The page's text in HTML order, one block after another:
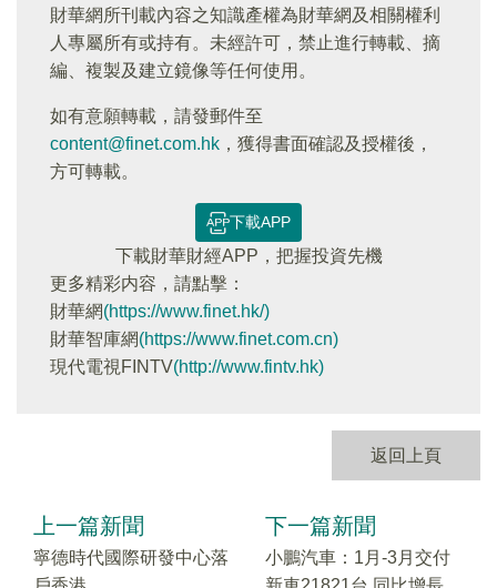
財華網所刊載內容之知識產權為財華網及相關權利
人專屬所有或持有。未經許可，禁止進行轉載、摘
編、複製及建立鏡像等任何使用。
如有意願轉載，請發郵件至
content@finet.com.hk ，獲得書面確認及授權後，
方可轉載。
下載APP
下載財華財經APP，把握投資先機
更多精彩内容，請點擊：
財華網(https://www.finet.hk/)
財華智庫網(https://www.finet.com.cn)
現代電視FINTV(http://www.fintv.hk)
返回上頁
上一篇新聞
寧德時代國際研發中心落
下一篇新聞
小鵬汽車：1月-3月交付